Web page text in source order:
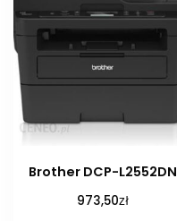
Brother DCP-L2552DN
973,50zł